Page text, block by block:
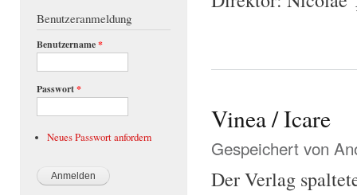
Benutzeranmeldung
Benutzername*
Passwort*
Neues Passwort anfordern
Vinea / Icare
Gespeichert von
Der Verlag